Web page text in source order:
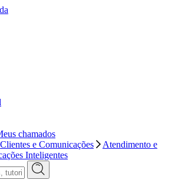
chamados
Clientes e Comunicações
Atendimento e
Inteligentes